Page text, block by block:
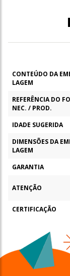
CONTEÚDO DA
LAGEM
REFERÊNCIA DO
NEC. / PROD.
IDADE SUGERIDA
DIMENSÕES DA
LAGEM
GARANTIA
ATENÇÃO
CERTIFICAÇÃO